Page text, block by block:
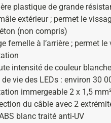
plastique de grande
extérieur ; permet le
(non compris)
femelle à l’arrière ; permet
intensité de couleur
vie des LEDs : environ 30
immergeable 2 x 1,5
du câble avec 2
blanc traité anti-UV